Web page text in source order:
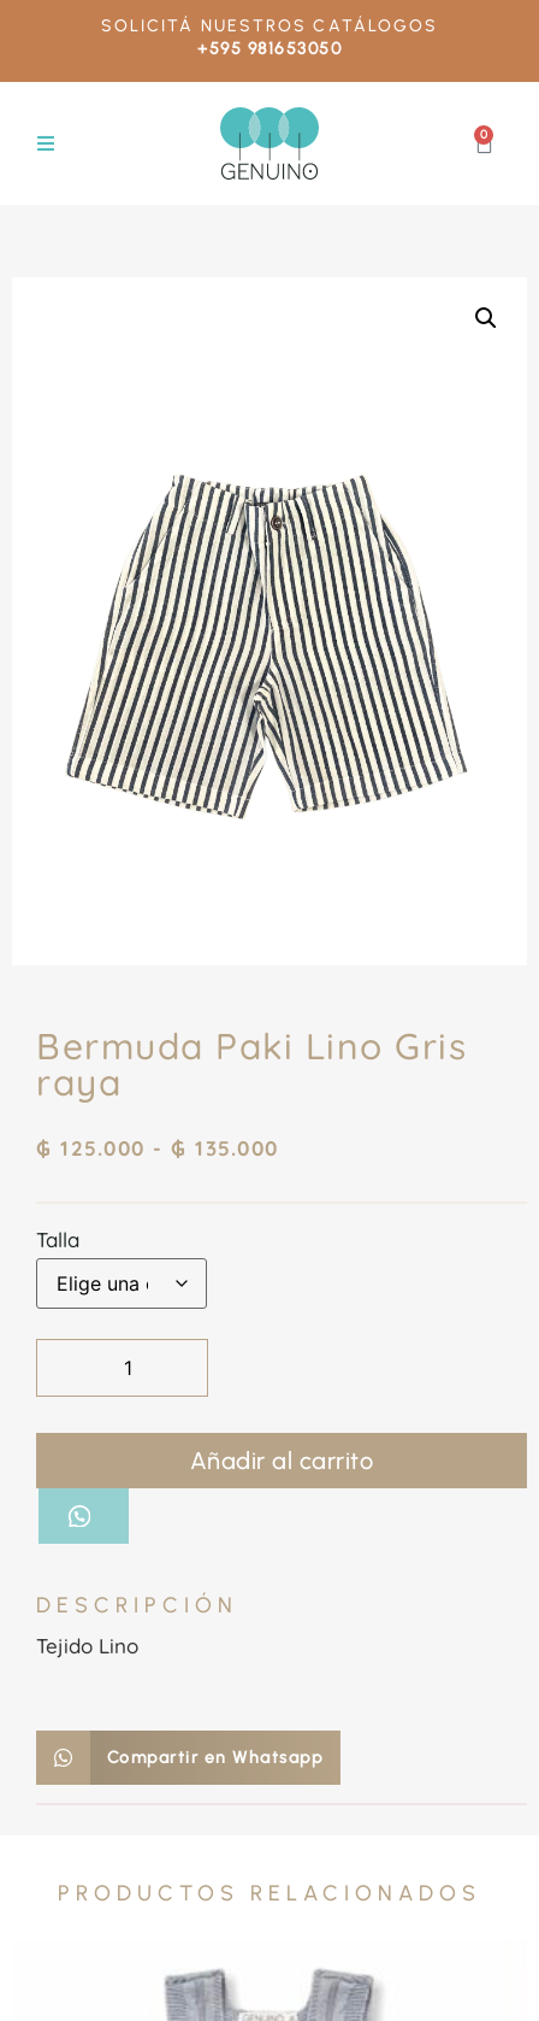
SOLICITÁ NUESTROS CATÁLOGOS
+595 981653050
0
Bermuda Paki Lino Gris
raya
₲ 125.000 - ₲ 135.000
Talla
Añadir al carrito
DESCRIPCIÓN
Tejido Lino
Compartir en Whatsapp
PRODUCTOS RELACIONADOS